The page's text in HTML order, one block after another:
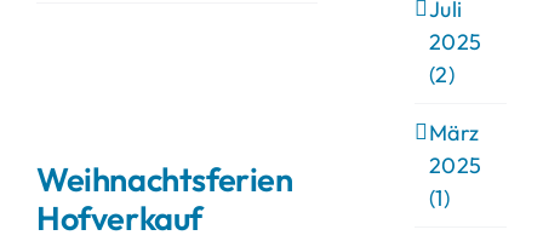
Weihnachtsferien
Hofverkauf
Juli
2025
(2)
März
2025
(1)